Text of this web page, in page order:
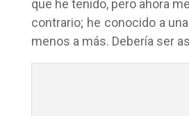
que he tenido, pero ahora
contrario; he conocido a
menos a más. Debería ser